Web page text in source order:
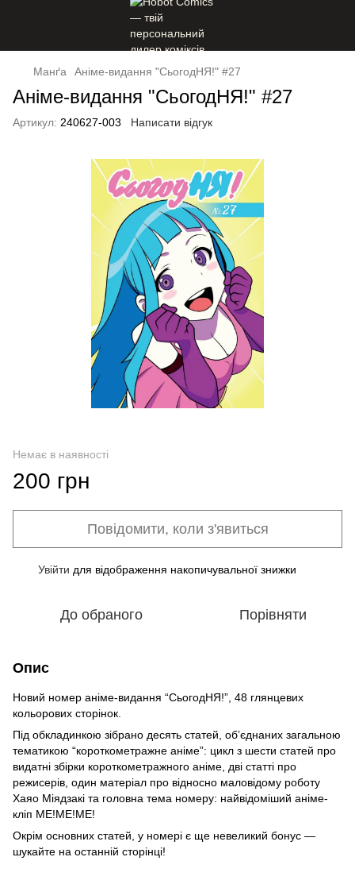
Манґа Анiме-видання "СьогодНЯ!" #27
Анiме-видання "СьогодНЯ!" #27
Артикул: 240627-003 Написати відгук
Немає в наявності
200 грн
Повідомити, коли з'явиться
Увійти для відображення накопичувальної знижки
До обраного Порівняти
Опис
Новий номер аніме-видання “СьогодНЯ!”, 48 глянцевих
кольорових сторінок.
Під обкладинкою зібрано десять статей, обʼєднаних загальною
тематикою “короткометражне аніме”: цикл з шести статей про
видатні збірки короткометражного аніме, дві статті про
режисерів, один матеріал про відносно маловідому роботу
Хаяо Міядзакі та головна тема номеру: найвідоміший аніме-
кліп ME!ME!ME!
Окрім основних статей, у номері є ще невеликий бонус —
шукайте на останній сторінці!